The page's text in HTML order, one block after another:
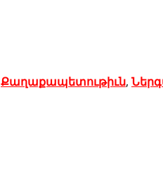
Քաղաքապետութիւն,